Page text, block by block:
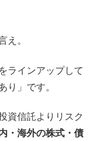
え。
ラインアップして
り」です。
資信託よりリスク
・海外の株式・債